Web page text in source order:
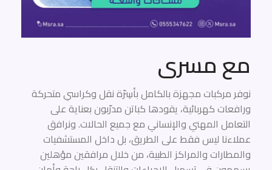
مع مسرى
نوفر مركبات مجهزة بالكامل بأسِرّة نقل وكراسي متحركة
ورافعات كهربائية، يقودها كباتن مدرّبون بعناية على
التعامل المهني والإنساني مع جميع الحالات. ونرافق
عملاءنا ليس فقط على الطريق، بل داخل المستشفيات
والمطارات والمراكز الطبية، من خلال مرافقين مؤهلين